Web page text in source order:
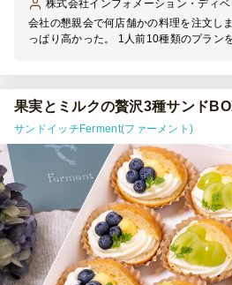
株式会社インフォメーション・ディベ
会社の懇親会で何店舗かの料理を注文し
っぱり高かった。 1人前10種類のプラン
果実とミルクの贅沢3種サンド
サンドイッチFerment(ファーメント)